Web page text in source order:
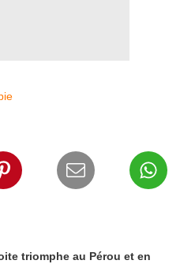
triomphe au Pérou et en